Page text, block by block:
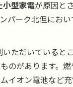
小型家電が原因と
パーク北但にお
ただいていると
のがあります。
イオン電池など